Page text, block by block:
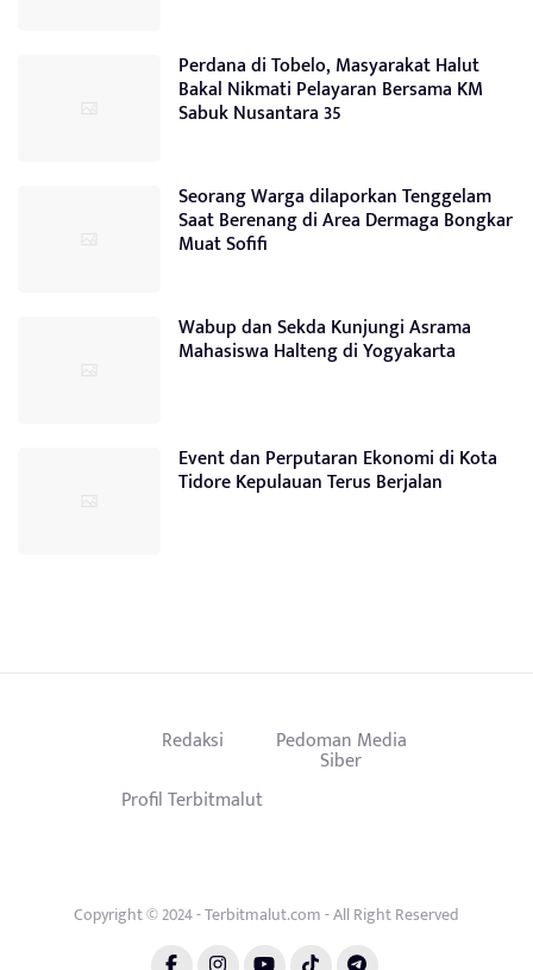
Perdana di Tobelo, Masyarakat Halut
Bakal Nikmati Pelayaran Bersama KM
Sabuk Nusantara 35
Seorang Warga dilaporkan Tenggelam
Saat Berenang di Area Dermaga Bongkar
Muat Sofifi
Wabup dan Sekda Kunjungi Asrama
Mahasiswa Halteng di Yogyakarta
Event dan Perputaran Ekonomi di Kota
Tidore Kepulauan Terus Berjalan
Redaksi Pedoman Media
Siber
Profil Terbitmalut
Copyright © 2024 - Terbitmalut.com - All Right Reserved